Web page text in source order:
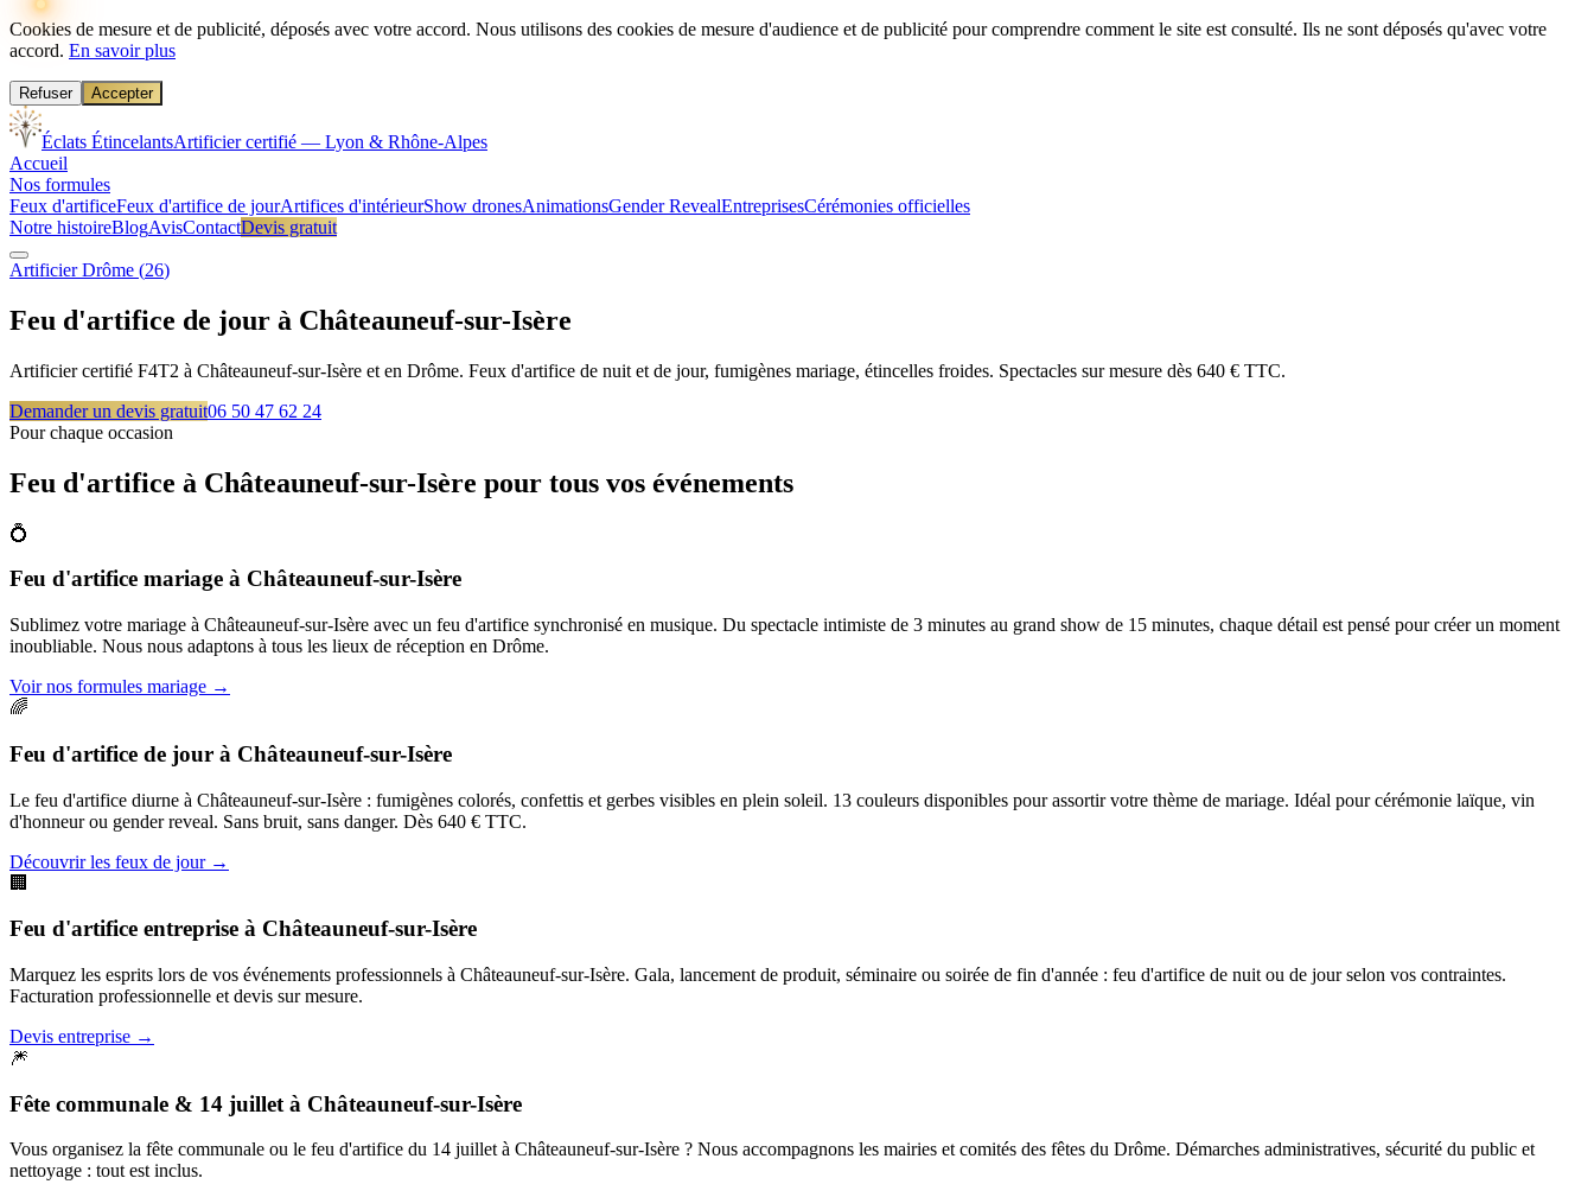
Cookies de mesure et de publicité, déposés avec votre accord. Nous utilisons des cookies de mesure d'audience et de publicité pour comprendre comment le site est consulté. Ils ne sont déposés qu'avec votre
accord. En savoir plus
Refuser Accepter
Éclats ÉtincelantsArtificier certifié — Lyon & Rhône-Alpes
Accueil
Nos formules
Feux d'artificeFeux d'artifice de jourArtifices d'intérieurShow dronesAnimationsGender RevealEntreprisesCérémonies officielles
Notre histoireBlogAvisContactDevis gratuit
ArtificierDrôme (26)
Feu d'artifice de jour à Châteauneuf-sur-Isère
Artificier certifié F4T2 à Châteauneuf-sur-Isère et en Drôme. Feux d'artifice de nuit et de jour, fumigènes mariage, étincelles froides. Spectacles sur mesure dès 640 € TTC.
Demander un devis gratuit06 50 47 62 24
Pour chaque occasion
Feu d'artifice à Châteauneuf-sur-Isère pour tous vos événements
💍
Feu d'artifice mariage à Châteauneuf-sur-Isère
Sublimez votre mariage à Châteauneuf-sur-Isère avec un feu d'artifice synchronisé en musique. Du spectacle intimiste de 3 minutes au grand show de 15 minutes, chaque détail est pensé pour créer un moment
inoubliable. Nous nous adaptons à tous les lieux de réception en Drôme.
Voir nos formules mariage →
🌈
Feu d'artifice de jour à Châteauneuf-sur-Isère
Le feu d'artifice diurne à Châteauneuf-sur-Isère : fumigènes colorés, confettis et gerbes visibles en plein soleil. 13 couleurs disponibles pour assortir votre thème de mariage. Idéal pour cérémonie laïque, vin
d'honneur ou gender reveal. Sans bruit, sans danger. Dès 640 € TTC.
Découvrir les feux de jour→
🏢
Feu d'artifice entreprise à Châteauneuf-sur-Isère
Marquez les esprits lors de vos événements professionnels à Châteauneuf-sur-Isère. Gala, lancement de produit, séminaire ou soirée de fin d'année : feu d'artifice de nuit ou de jour selon vos contraintes.
Facturation professionnelle et devis sur mesure.
Devis entreprise →
🎆
Fête communale & 14 juillet à Châteauneuf-sur-Isère
Vous organisez la fête communale ou le feu d'artifice du 14 juillet à Châteauneuf-sur-Isère ? Nous accompagnons les mairies et comités des fêtes du Drôme. Démarches administratives, sécurité du public et
nettoyage : tout est inclus.